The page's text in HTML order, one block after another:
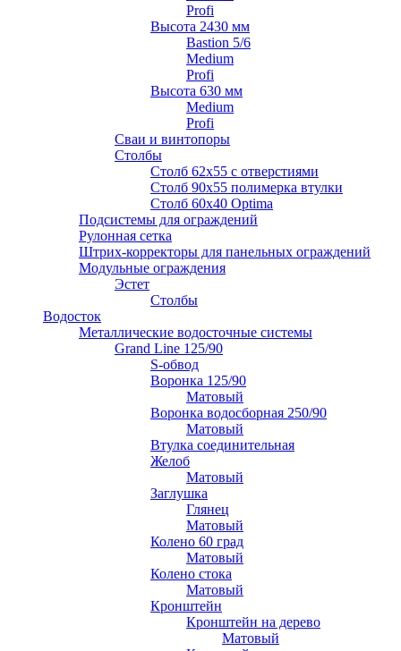
Profi
Высота 2430 мм
Bastion 5/6
Medium
Profi
Высота 630 мм
Medium
Profi
Сваи и винтопоры
Столбы
Cтолб 62х55 с отверстиями
Cтолб 90х55 полимерка втулки
Столб 60х40 Optima
Подсистемы для ограждений
Рулонная сетка
Штрих-корректоры для панельных ограждений
Модульные ограждения
Эстет
Столбы
Водосток
Металлические водосточные системы
Grand Line 125/90
S-обвод
Воронка 125/90
Матовый
Воронка водосборная 250/90
Матовый
Втулка соединительная
Желоб
Матовый
Заглушка
Глянец
Матовый
Колено 60 град
Матовый
Колено стока
Матовый
Кронштейн
Кронштейн на дерево
Матовый